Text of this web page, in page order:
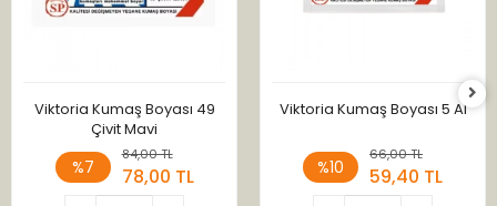
Viktoria Kumaş Boyası 49
Çivit Mavi
%7
84,00 TL
78,00 TL
Viktoria Kumaş Boyası 5 Al
%10
66,00 TL
59,40 TL